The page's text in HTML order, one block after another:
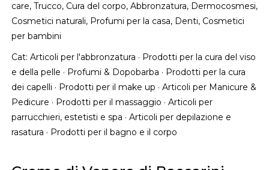
care, Trucco, Cura del corpo, Abbronzatura, Dermocosmesi,
Cosmetici naturali, Profumi per la casa, Denti, Cosmetici
per bambini
Cat: Articoli per l'abbronzatura · Prodotti per la cura del viso
e della pelle · Profumi & Dopobarba · Prodotti per la cura
dei capelli · Prodotti per il make up · Articoli per Manicure &
Pedicure · Prodotti per il massaggio · Articoli per
parrucchieri, estetisti e spa · Articoli per depilazione e
rasatura · Prodotti per il bagno e il corpo